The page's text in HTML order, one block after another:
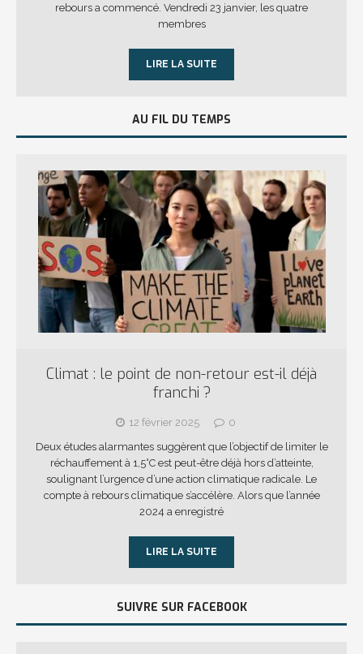
rebours a commencé. Vendredi 23 janvier, les quatre
membres
LIRE LA SUITE
AU FIL DU TEMPS
Climat : le point de non-retour est-il déjà
franchi ?
12 février 2025
0
Deux études alarmantes suggèrent que l’objectif de limiter le
réchauffement à 1,5°C est peut-être déjà hors d’atteinte,
soulignant l’urgence d’une action climatique radicale. Le
compte à rebours climatique s’accélère. Alors que l’année
2024 a enregistré
LIRE LA SUITE
SUIVRE SUR FACEBOOK